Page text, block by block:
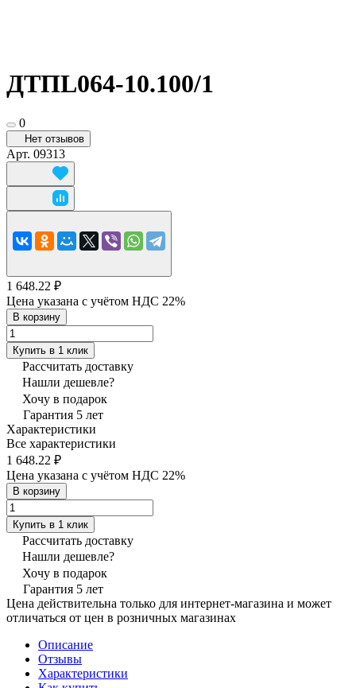
ДТПL064-10.100/1
0
Нет отзывов
Арт. 09313
1 648.22 ₽
Цена указана с учётом НДС 22%
В корзину
Купить в 1 клик
Рассчитать доставку
Нашли дешевле?
Хочу в подарок
Гарантия 5 лет
Характеристики
Все характеристики
1 648.22 ₽
Цена указана с учётом НДС 22%
В корзину
Купить в 1 клик
Рассчитать доставку
Нашли дешевле?
Хочу в подарок
Гарантия 5 лет
Цена действительна только для интернет-магазина и может
отличаться от цен в розничных магазинах
Описание
Отзывы
Характеристики